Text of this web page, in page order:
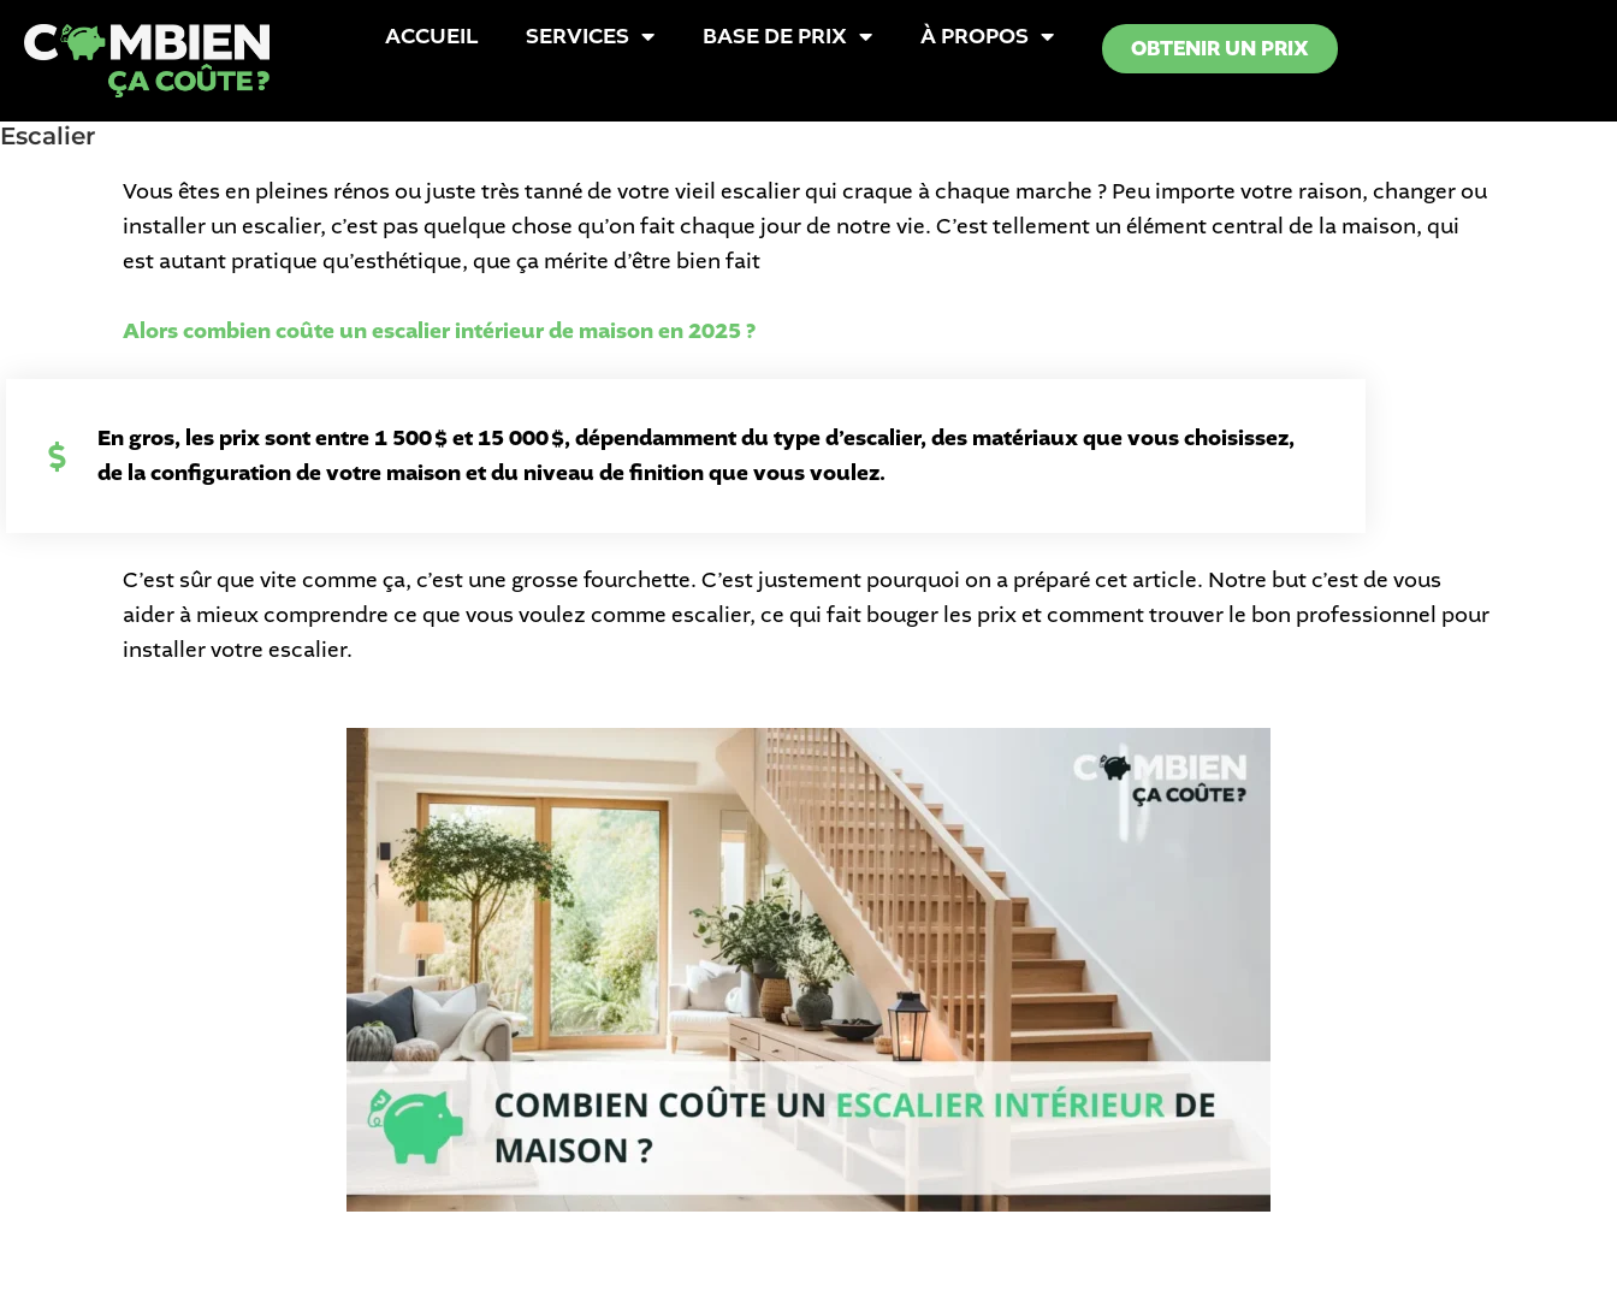
ACCUEIL SERVICES BASE DE PRIX À PROPOS OBTENIR UN PRIX
Escalier
Vous êtes en pleines rénos ou juste très tanné de votre vieil escalier qui craque à chaque marche ? Peu importe votre raison, changer ou
installer un escalier, c’est pas quelque chose qu’on fait chaque jour de notre vie. C’est tellement un élément central de la maison, qui
est autant pratique qu’esthétique, que ça mérite d’être bien fait
Alors combien coûte un escalier intérieur de maison en 2025 ?
En gros, les prix sont entre 1 500 $ et 15 000 $, dépendamment du type d’escalier, des matériaux que vous choisissez,
de la configuration de votre maison et du niveau de finition que vous voulez.
C’est sûr que vite comme ça, c’est une grosse fourchette. C’est justement pourquoi on a préparé cet article. Notre but c’est de vous
aider à mieux comprendre ce que vous voulez comme escalier, ce qui fait bouger les prix et comment trouver le bon professionnel pour
installer votre escalier.